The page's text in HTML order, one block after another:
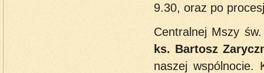
9.30, oraz po
Centralnej Mszy
ks. Bartosz
naszej wspólnocie.